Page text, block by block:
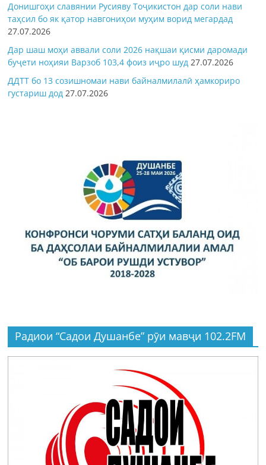
Донишгоҳи славянии Русияву Тоҷикистон дар соли нави
таҳсил бо як қатор навгониҳои муҳим ворид мегардад
27.07.2026
Дар шаш моҳи аввали соли 2026 нақшаи қисми даромади
буҷети ноҳияи Варзоб 103,4 фоиз иҷро шуд 27.07.2026
ДДТТ бо 13 созишномаи нави байналмилалӣ ҳамкориро
густариш дод 27.07.2026
Радиои “Садои Душанбе” рӯи мавҷи 102.2FM